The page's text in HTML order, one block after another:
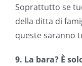
Soprattutto se
della ditta di
queste saranno
9. La bara? È